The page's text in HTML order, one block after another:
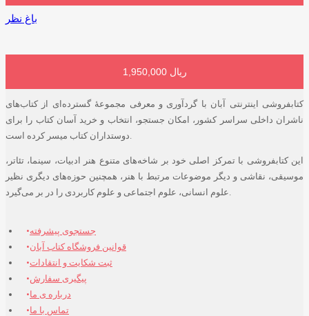
باغ نظر
1,950,000 ریال
افزودن به سبد خرید
کتابفروشی اینترنتی آبان با گردآوری و معرفی مجموعۀ گسترده‌ای از کتاب‌های
ناشران داخلی سراسر کشور، امکان جستجو، انتخاب و خرید آسان کتاب را برای
این کتابفروشی با تمرکز اصلی خود بر شاخه‌های متنوع هنر ادبیات، سینما، تئاتر،
موسیقی، نقاشی و دیگر موضوعات مرتبط با هنر، همچنین حوزه‌های دیگری نظیر
جستجوی پیشرفته
قوانین فروشگاه کتاب آبان
ثبت شکایت و انتقادات
پیگیری سفارش
درباره ی ما
تماس با ما